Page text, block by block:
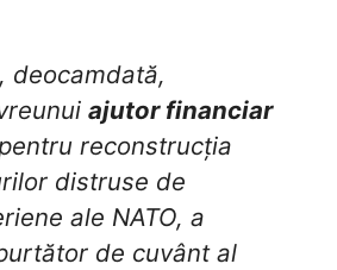
deocamdată,
ajutor financiar
reconstrucția
distruse de
ale NATO, a
de cuvânt al